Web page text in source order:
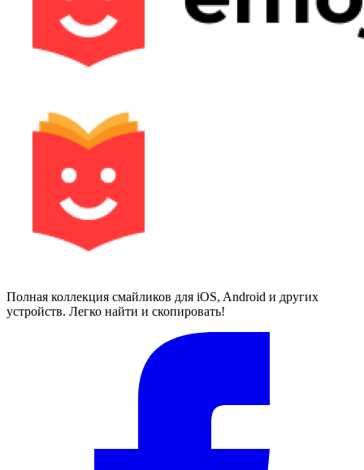
Полная коллекция смайликов для iOS, Android и других
устройств. Легко найти и скопировать!